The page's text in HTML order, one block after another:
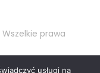
prawa
usługi na